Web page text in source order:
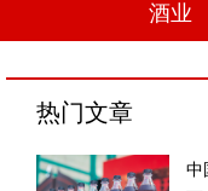
酒业
热门文章
中